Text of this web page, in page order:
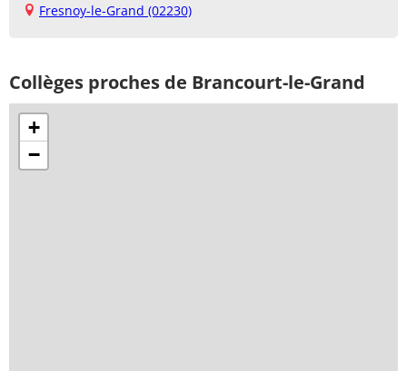
Fresnoy-le-Grand (02230)
Collèges proches de Brancourt-le-Grand
+
−